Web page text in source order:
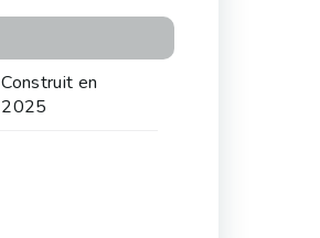
Construit en
2025